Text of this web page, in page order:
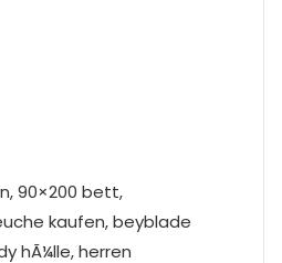
90×200 bett,
kaufen, beyblade
hÃ¼lle, herren